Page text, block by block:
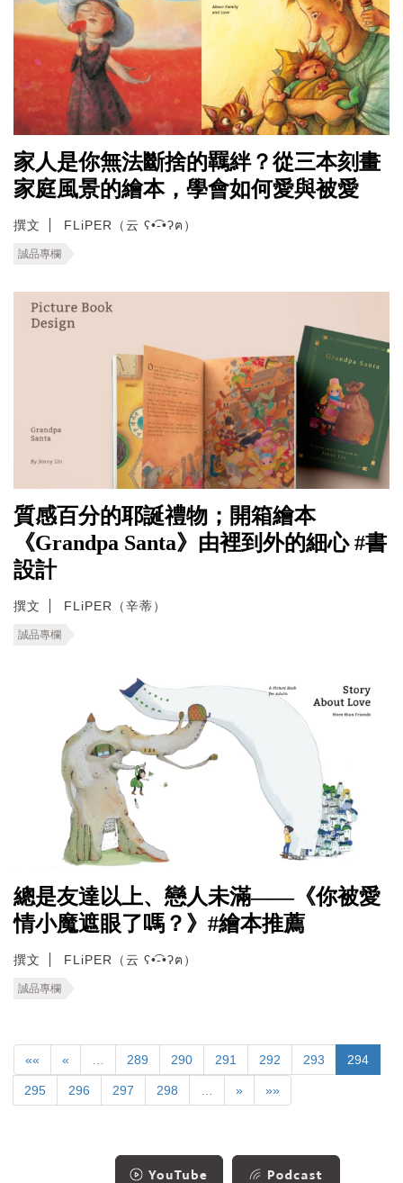
家人是你無法斷捨的羈絆？從三本刻畫
家庭風景的繪本，學會如何愛與被愛
撰文 FLiPER（云 ʕ•͡-•ʔฅ）
誠品專欄
質感百分的耶誕禮物；開箱繪本
《Grandpa Santa》由裡到外的細心 #書
設計
撰文 FLiPER（辛蒂）
誠品專欄
總是友達以上、戀人未滿——《你被愛
情小魔遮眼了嗎？》#繪本推薦
撰文 FLiPER（云 ʕ•͡-•ʔฅ）
誠品專欄
«« « 289 290 291 292 293 294
295 296 297 298 » »»